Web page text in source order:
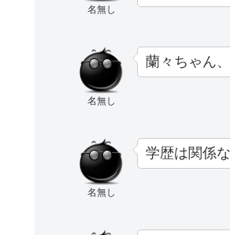
名無し
名無し
蘭々ちゃん
名無し
学歴は関係